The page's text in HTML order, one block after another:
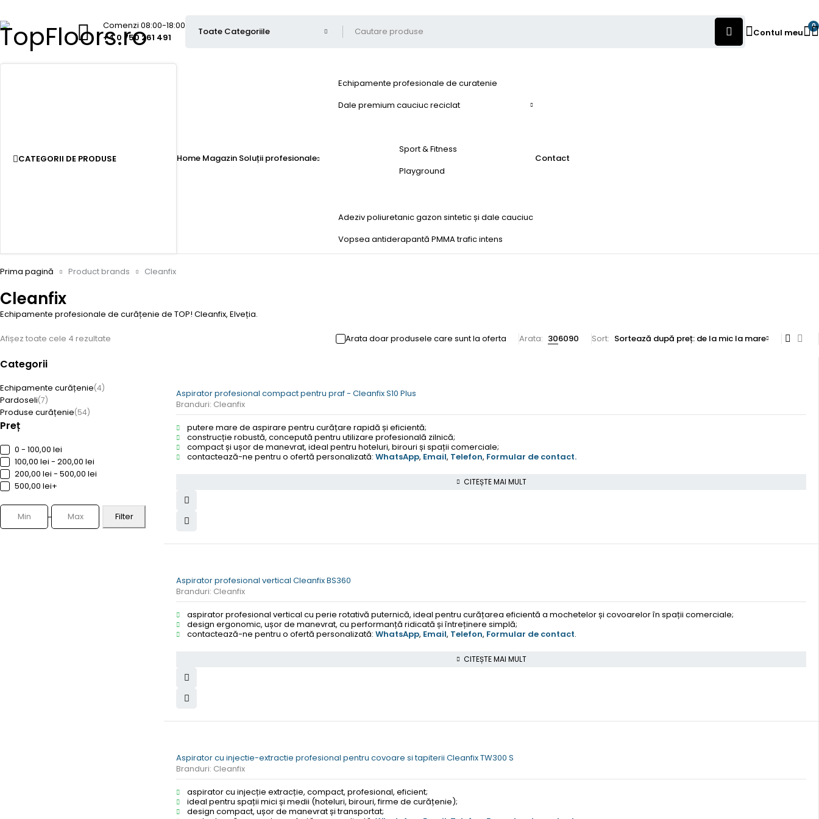
Comenzi 08:00-18:00
+4 0 750 261 491
Contul meu
0
CATEGORII DE PRODUSE Home Magazin Soluții profesionale
Echipamente profesionale de curatenie
Dale premium cauciuc reciclat
Sport & Fitness
Playground
Adeziv poliuretanic gazon sintetic și dale cauciuc
Vopsea antiderapantă PMMA trafic intens
Contact
Cleanfix
Prima pagină Product brands Cleanfix
Echipamente profesionale de curățenie de TOP! Cleanfix, Elveția.
Categorii
Echipamente curățenie(4)
Pardoseli(7)
Produse curățenie(54)
Preț
0 - 100,00 lei
100,00 lei - 200,00 lei
200,00 lei - 500,00 lei
500,00 lei+
Filter
Afișez toate cele 4 rezultate Arata doar produsele care sunt la oferta Arata: 306090 Sort Sortează după preț: de la mic la mare
Aspirator profesional compact pentru praf - Cleanfix S10 Plus
Branduri: Cleanfix
putere mare de aspirare pentru curățare rapidă și eficientă;
construcție robustă, concepută pentru utilizare profesională zilnică;
compact și ușor de manevrat, ideal pentru hoteluri, birouri și spații comerciale;
contactează-ne pentru o ofertă personalizată: WhatsApp, Email, Telefon, Formular de contact.
CITEȘTE MAI MULT
Aspirator profesional vertical Cleanfix BS360
Branduri: Cleanfix
aspirator profesional vertical cu perie rotativă puternică, ideal pentru curățarea eficientă a mochetelor și covoarelor în spații comerciale;
design ergonomic, ușor de manevrat, cu performanță ridicată și întreținere simplă;
contactează-ne pentru o ofertă personalizată: WhatsApp, Email, Telefon, Formular de contact.
CITEȘTE MAI MULT
Aspirator cu injectie-extractie profesional pentru covoare si tapiterii Cleanfix TW300 S
Branduri: Cleanfix
aspirator cu injecție extracție, compact, profesional, eficient;
ideal pentru spații mici și medii (hoteluri, birouri, firme de curățenie);
design compact, ușor de manevrat și transportat;